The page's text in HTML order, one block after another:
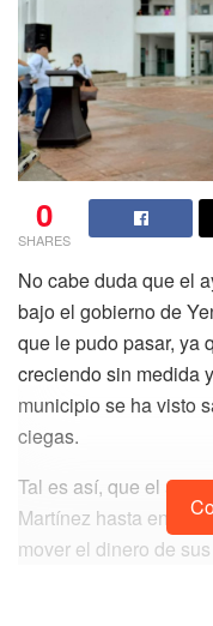
0
SHARES
No cabe duda que el
bajo el gobierno de
que le pudo pasar, ya
creciendo sin medida
municipio se ha visto
ciegas.
Tal es así, que el
Martínez hasta en la
mover el dinero de